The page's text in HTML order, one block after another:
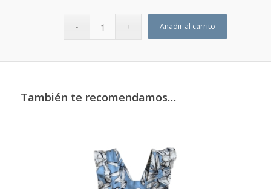
Añadir al carrito
También te recomendamos…